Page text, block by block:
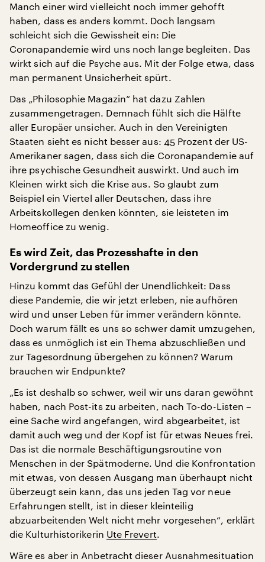
Manch einer wird vielleicht noch immer gehofft
haben, dass es anders kommt. Doch langsam
schleicht sich die Gewissheit ein: Die
Coronapandemie wird uns noch lange begleiten. Das
wirkt sich auf die Psyche aus. Mit der Folge etwa, dass
man permanent Unsicherheit spürt.
Das „Philosophie Magazin“ hat dazu Zahlen
zusammengetragen. Demnach fühlt sich die Hälfte
aller Europäer unsicher. Auch in den Vereinigten
Staaten sieht es nicht besser aus: 45 Prozent der US-
Amerikaner sagen, dass sich die Coronapandemie auf
ihre psychische Gesundheit auswirkt. Und auch im
Kleinen wirkt sich die Krise aus. So glaubt zum
Beispiel ein Viertel aller Deutschen, dass ihre
Arbeitskollegen denken könnten, sie leisteten im
Homeoffice zu wenig.
Es wird Zeit, das Prozesshafte in den
Vordergrund zu stellen
Hinzu kommt das Gefühl der Unendlichkeit: Dass
diese Pandemie, die wir jetzt erleben, nie aufhören
wird und unser Leben für immer verändern könnte.
Doch warum fällt es uns so schwer damit umzugehen,
dass es unmöglich ist ein Thema abzuschließen und
zur Tagesordnung übergehen zu können? Warum
brauchen wir Endpunkte?
„Es ist deshalb so schwer, weil wir uns daran gewöhnt
haben, nach Post-its zu arbeiten, nach To-do-Listen –
eine Sache wird angefangen, wird abgearbeitet, ist
damit auch weg und der Kopf ist für etwas Neues frei.
Das ist die normale Beschäftigungsroutine von
Menschen in der Spätmoderne. Und die Konfrontation
mit etwas, von dessen Ausgang man überhaupt nicht
überzeugt sein kann, das uns jeden Tag vor neue
Erfahrungen stellt, ist in dieser kleinteilig
abzuarbeitenden Welt nicht mehr vorgesehen“, erklärt
die Kulturhistorikerin Ute Frevert.
Wäre es aber in Anbetracht dieser Ausnahmesituation